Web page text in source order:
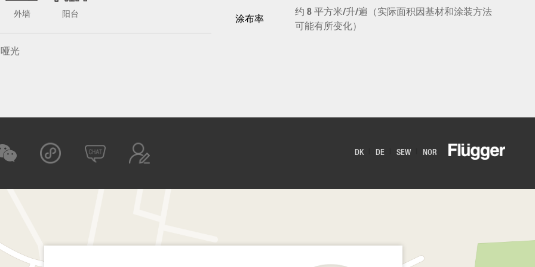
外墙 阳台
哑光
涂布率
约 8 平方米/升/遍（实际面积因基材和涂装方法
可能有所变化）
DK DE SEW NOR